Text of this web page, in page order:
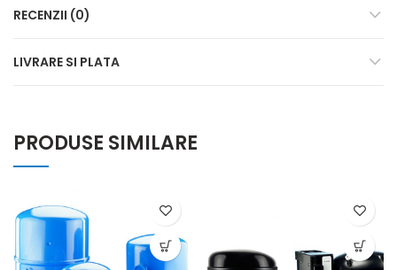
RECENZII (0)
LIVRARE SI PLATA
PRODUSE SIMILARE